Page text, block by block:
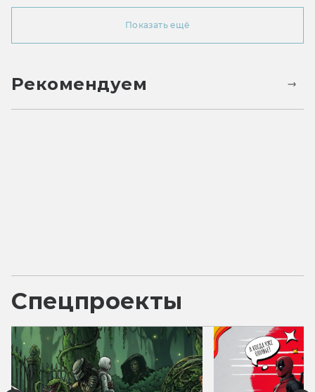
Показать ещё
Рекомендуем
Спецпроекты